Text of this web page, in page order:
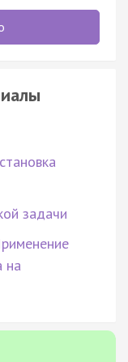
задачи
на